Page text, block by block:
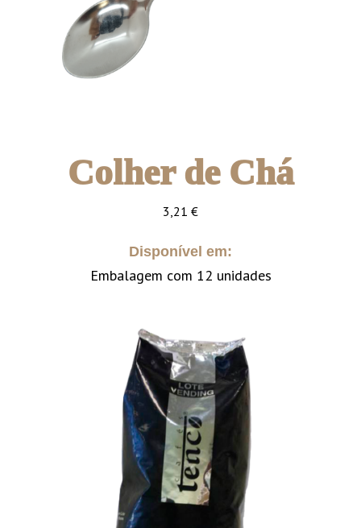
Colher de Chá
3,21 €
Disponível em:
Embalagem com 12 unidades